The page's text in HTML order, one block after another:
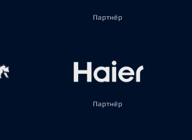
Партнёр
Партнёр